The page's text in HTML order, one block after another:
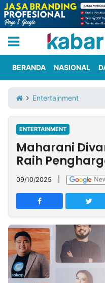
Iklan
Berita
Kami
Nasional
International
Olahraga
Entertainment
Daerah
Pariwisata
Kuliner
Kolom
Network
PT
TREETAN
MULTIMEDIA
INDONESIA
Partner
BERANDA NASIONAL
Entertainment
ENTERTAINMENT
Maharani
Raih
09/10/2025